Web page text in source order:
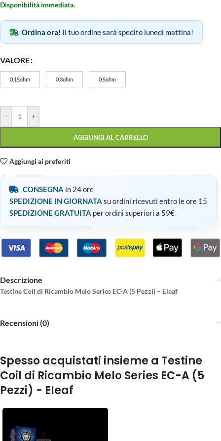
Disponibilità immediata.
Ordina ora! Il tuo ordine sarà spedito lunedì mattina!
VALORE
0.15ohm 0.3ohm 0.5ohm
- +
AGGIUNGI AL CARRELLO
Aggiungi ai preferiti
CONSEGNA in 24 ore
SPEDIZIONE IN GIORNATA su ordini ricevuti entro le ore 15
SPEDIZIONE GRATUITA per ordini superiori a 59€
Descrizione
Testine Coil di Ricambio Melo Series EC-A (5 Pezzi) – Eleaf
Recensioni (0)
Spesso acquistati insieme a Testine
Coil di Ricambio Melo Series EC-A (5
Pezzi) - Eleaf